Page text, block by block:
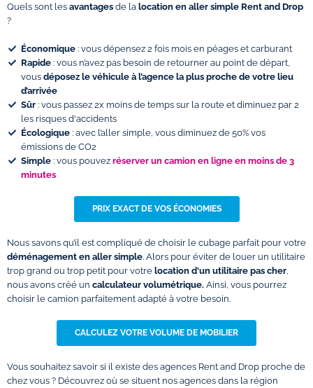
Quels sont les avantages de la location en aller simple Rent and Drop
?
Économique : vous dépensez 2 fois mois en péages et carburant
Rapide : vous n’avez pas besoin de retourner au point de départ,
vous déposez le véhicule à l’agence la plus proche de votre lieu
d’arrivée
Sûr : vous passez 2x moins de temps sur la route et diminuez par 2
les risques d'accidents
Écologique : avec l’aller simple, vous diminuez de 50% vos
émissions de CO2
Simple : vous pouvez réserver un camion en ligne en moins de 3
minutes
PRIX EXACT DE VOS ÉCONOMIES
Nous savons qu’il est compliqué de choisir le cubage parfait pour votre
déménagement en aller simple. Alors pour éviter de louer un utilitaire
trop grand ou trop petit pour votre location d'un utilitaire pas cher
nous avons créé un calculateur volumétrique. Ainsi, vous pourrez
choisir le camion parfaitement adapté à votre besoin.
CALCULEZ VOTRE VOLUME DE MOBILIER
Vous souhaitez savoir si il existe des agences Rent and Drop proche de
chez vous ? Découvrez où se situent nos agences dans la région